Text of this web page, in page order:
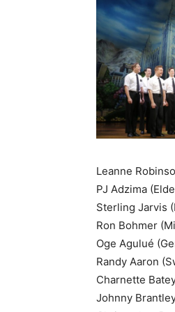
Leanne
PJ Adzima
Sterling Jarvis
Ron Bohmer
Oge Agulué
Randy Aaron
Charnette
Johnny